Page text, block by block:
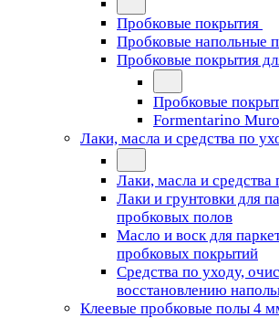
Пробковые покрытия
Пробковые напольные
Пробковые покрытия
Пробковые
Formentarino
Лаки, масла и средства по
Лаки, масла и средства
Лаки и грунтовки для
пробковых полов
Масло и воск для
пробковых покрытий
Средства по уходу,
восстановлению
Клеевые пробковые полы 4